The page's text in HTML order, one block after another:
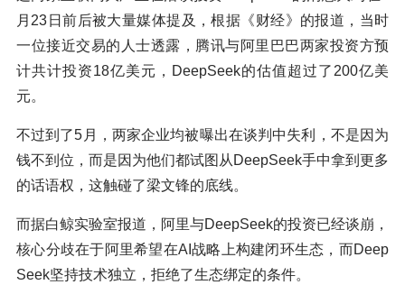
月23日前后被大量媒体提及，根据《财经》的报道，当时
一位接近交易的人士透露，腾讯与阿里巴巴两家投资方预
计共计投资18亿美元，DeepSeek的估值超过了200亿美
元。
不过到了5月，两家企业均被曝出在谈判中失利，不是因为
钱不到位，而是因为他们都试图从DeepSeek手中拿到更多
的话语权，这触碰了梁文锋的底线。
而据白鲸实验室报道，阿里与DeepSeek的投资已经谈崩，
核心分歧在于阿里希望在AI战略上构建闭环生态，而Deep
Seek坚持技术独立，拒绝了生态绑定的条件。